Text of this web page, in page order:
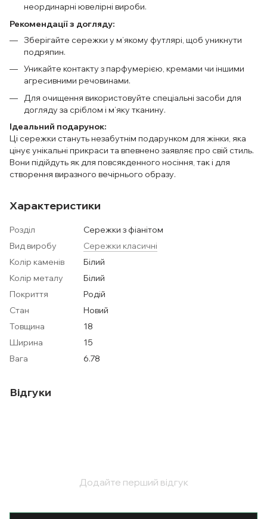
неординарні ювелірні вироби.
Рекомендації з догляду:
Зберігайте сережки у м’якому футлярі, щоб уникнути
подряпин.
Уникайте контакту з парфумерією, кремами чи іншими
агресивними речовинами.
Для очищення використовуйте спеціальні засоби для
догляду за сріблом і м’яку тканину.
Ідеальний подарунок:
Ці сережки стануть незабутнім подарунком для жінки, яка
цінує унікальні прикраси та впевнено заявляє про свій стиль.
Вони підійдуть як для повсякденного носіння, так і для
створення виразного вечірнього образу.
Характеристики
Розділ
Сережки з фіанітом
Вид виробу
Сережки класичні
Колір каменів
Білий
Колір металу
Білий
Покриття
Родій
Стан
Новий
Товщина
18
Ширина
15
Вага
6.78
Відгуки
Додайте перший відгук